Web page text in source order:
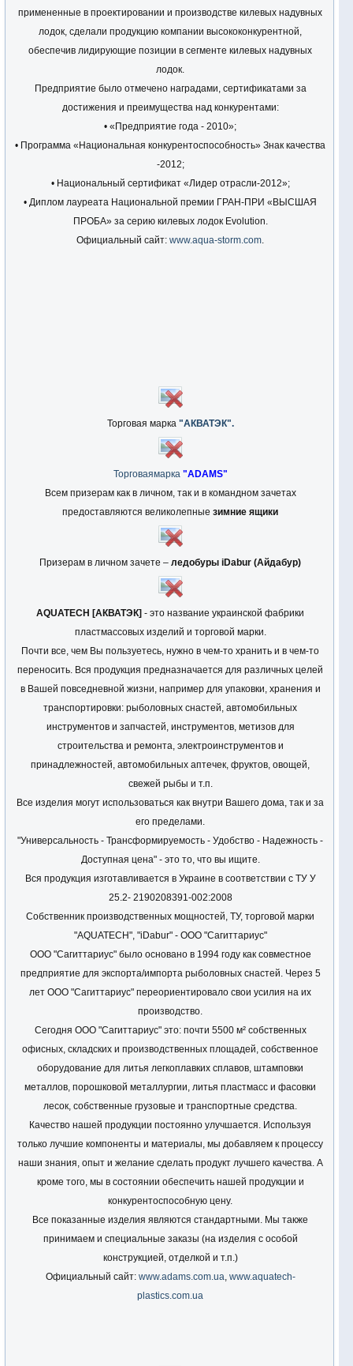
примененные в проектировании и производстве килевых надувных
лодок, сделали продукцию компании высококонкурентной,
обеспечив лидирующие позиции в сегменте килевых надувных
лодок.
Предприятие было отмечено наградами, сертификатами за
достижения и преимущества над конкурентами:
• «Предприятие года - 2010»;
• Программа «Национальная конкурентоспособность» Знак качества
-2012;
• Национальный сертификат «Лидер отрасли-2012»;
• Диплом лауреата Национальной премии ГРАН-ПРИ «ВЫСШАЯ
ПРОБА» за серию килевых лодок Evolution.
Официальный сайт:www.aqua-storm.com.
Торговая марка "АКВАТЭК".
Торговаямарка "ADAMS"
Всем призерам как в личном, так и в командном зачетах
предоставляются великолепныезимние ящики
Призерам в личном зачете –ледобуры iDabur (Айдабур)
АQUATECH [АКВАТЭК] - это название украинской фабрики
пластмассовых изделий и торговой марки.
Почти все, чем Вы пользуетесь, нужно в чем-то хранить и в чем-то
переносить. Вся продукция предназначается для различных целей
в Вашей повседневной жизни, например для упаковки, хранения и
транспортировки: рыболовных снастей, автомобильных
инструментов и запчастей, инструментов, метизов для
строительства и ремонта, электроинструментов и
принадлежностей, автомобильных аптечек, фруктов, овощей,
свежей рыбы и т.п.
Все изделия могут использоваться как внутри Вашего дома, так и за
его пределами.
"Универсальность - Трансформируемость - Удобство - Надежность -
Доступная цена" - это то, что вы ищите.
Вся продукция изготавливается в Украине в соответствии с ТУ У
25.2- 2190208391-002:2008
Собственник производственных мощностей, ТУ, торговой марки
"AQUATECH", "iDabur" - ООО "Сагиттариус"
ООО "Сагиттариус" было основано в 1994 году как совместное
предприятие для экспорта/импорта рыболовных снастей. Через 5
лет ООО "Сагиттариус" переориентировало свои усилия на их
производство.
Сегодня ООО "Сагиттариус" это: почти 5500 м² собственных
офисных, складских и производственных площадей, собственное
оборудование для литья легкоплавких сплавов, штамповки
металлов, порошковой металлургии, литья пластмасс и фасовки
лесок, собственные грузовые и транспортные средства.
Качество нашей продукции постоянно улучшается. Используя
только лучшие компоненты и материалы, мы добавляем к процессу
наши знания, опыт и желание сделать продукт лучшего качества. А
кроме того, мы в состоянии обеспечить нашей продукции и
конкурентоспособную цену.
Все показанные изделия являются стандартными. Мы также
принимаем и специальные заказы (на изделия с особой
конструкцией, отделкой и т.п.)
Официальный сайт: www.adams.com.ua, www.aquatech-
plastics.com.ua